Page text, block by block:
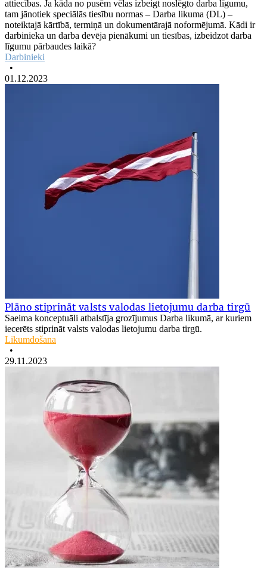
attiecības. Ja kāda no pusēm vēlas izbeigt noslēgto darba līgumu,
tam jānotiek speciālās tiesību normas – Darba likuma (DL) –
noteiktajā kārtībā, termiņā un dokumentārajā noformējumā. Kādi ir
darbinieka un darba devēja pienākumi un tiesības, izbeidzot darba
līgumu pārbaudes laikā?
Darbinieki
•
01.12.2023
Plāno stiprināt valsts valodas lietojumu darba tirgū
Saeima konceptuāli atbalstīja grozījumus Darba likumā, ar kuriem
iecerēts stiprināt valsts valodas lietojumu darba tirgū.
Likumdošana
•
29.11.2023